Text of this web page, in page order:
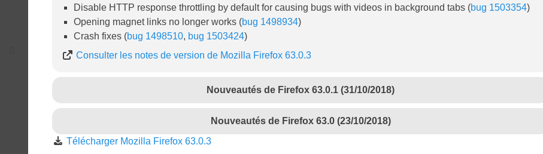
Disable HTTP response throttling by default for causing bugs with videos in background tabs (bug 1503354)
Opening magnet links no longer works (bug 1498934)
Crash fixes (bug 1498510, bug 1503424)
Consulter les notes de version de Mozilla Firefox 63.0.3
Nouveautés de Firefox 63.0.1 (31/10/2018)
Nouveautés de Firefox 63.0 (23/10/2018)
Télécharger Mozilla Firefox 63.0.3